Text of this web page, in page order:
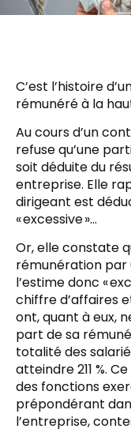
C’est l’histoire
rémunéré à la
Au cours d’un
refuse qu’une
soit déduite du
entreprise. Elle
dirigeant est
« excessive »…
Or, elle constate
rémunération par
l’estime donc «
chiffre d’affaires
ont, quant à eux,
part de sa
totalité des
atteindre 211 %.
des fonctions
prépondérant
l’entreprise,